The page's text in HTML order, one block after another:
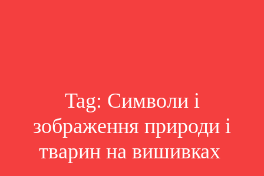
Tag: Символи і
зображення природи і
тварин на вишивках